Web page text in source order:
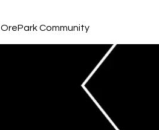
OrePark Community